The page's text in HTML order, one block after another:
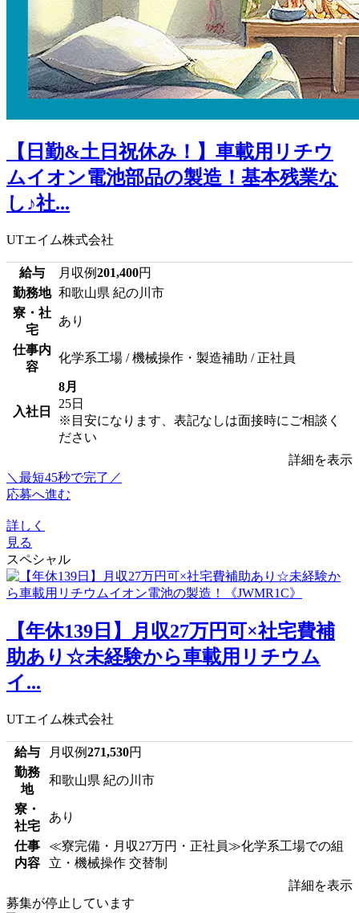
【日勤&土日祝休み！】車載用リチウ
ムイオン電池部品の製造！基本残業な
し♪社...
UTエイム株式会社
給与 月収例201,400円
勤務地 和歌山県 紀の川市
寮・社
宅
あり
仕事内
容
化学系工場 / 機械操作・製造補助 / 正社員
入社日
8月
25日
※目安になります、表記なしは面接時にご相談く
ださい
詳細を表示
＼最短45秒で完了／
応募へ進む
詳しく
見る
スペシャル
【年休139日】月収27万円可×社宅費補
助あり☆未経験から車載用リチウム
イ...
UTエイム株式会社
給与 月収例271,530円
勤務
地
和歌山県 紀の川市
寮・
社宅
あり
仕事
内容
≪寮完備・月収27万円・正社員≫化学系工場での組
立・機械操作 交替制
詳細を表示
募集が停止しています